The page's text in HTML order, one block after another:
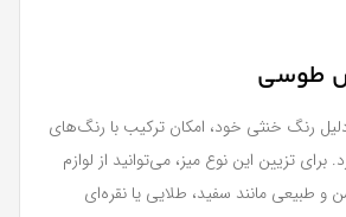
طوسی
رنگ خنثی خود، امکان ترکیب با رنگ‌های
تزیین این نوع میز، می‌توانید از لوازم
طبیعی مانند سفید، طلایی یا نقره‌ای